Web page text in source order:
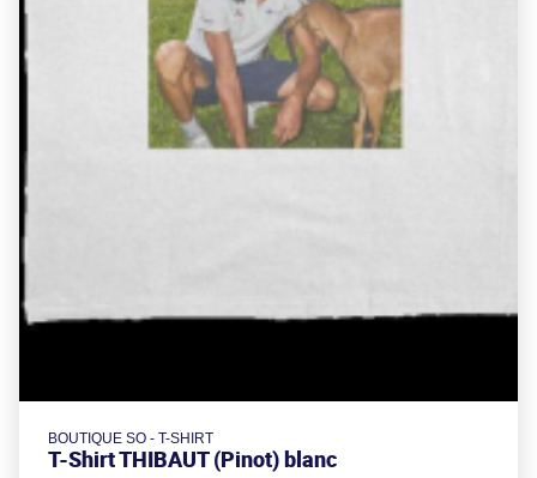
BOUTIQUE SO - T-SHIRT
T-Shirt THIBAUT (Pinot) blanc